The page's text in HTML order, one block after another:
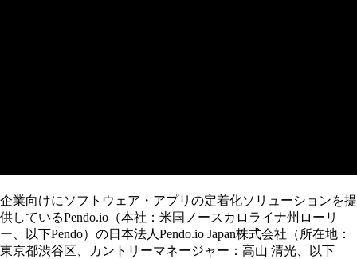
企業向けにソフトウェア・アプリの定着化ソリューションを提
供しているPendo.io（本社：米国ノースカロライナ州ローリ
ー、以下Pendo）の日本法人Pendo.io Japan株式会社（所在地：
東京都渋谷区、カントリーマネージャー：高山 清光、以下